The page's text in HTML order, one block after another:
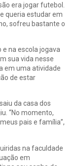
era jogar futebol.
queria estudar em
sofreu bastante o
e na escola jogava
sua vida nesse
em uma atividade
de estar
da casa dos
“No momento,
pais e família”,
na faculdade
em